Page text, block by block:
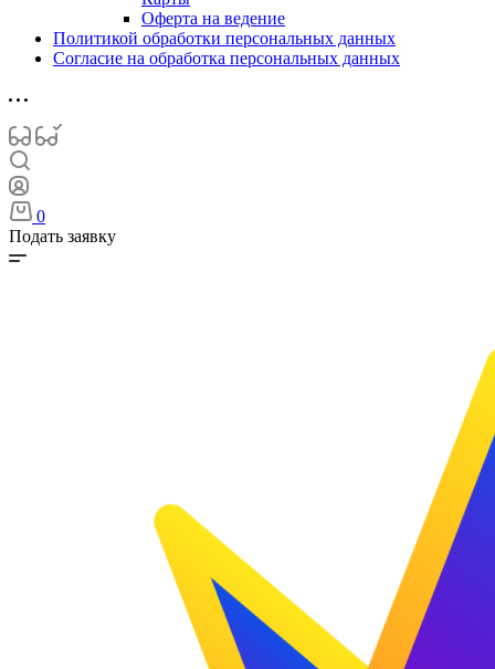
Оферта на ведение
Политикой обработки персональных данных
Согласие на обработка персональных данных
0
Подать заявку